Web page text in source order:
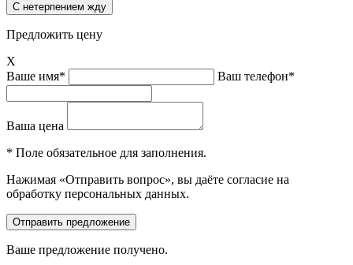
Предложить цену
X
Ваше имя*
Ваш телефон*
Ваша цена
* Поле обязательное для заполнения.
Нажимая «Отправить вопрос», вы даёте согласие на
обработку персональных данных.
Ваше предложение получено.